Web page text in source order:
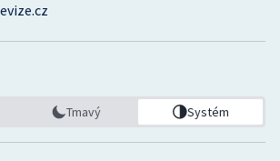
Tmavý Systém